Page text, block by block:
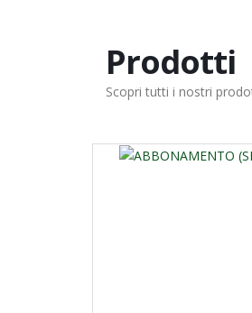
Prodotti
Scopri tutti i nostri